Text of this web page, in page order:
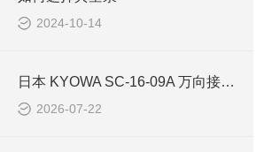
2024-10-14
日本 KYOWA SC-16-09A 万向接头 S 系列高精度单节万向联轴器 简介
2026-07-22